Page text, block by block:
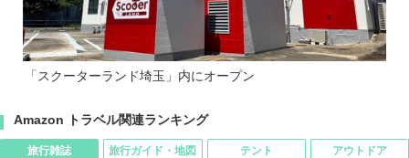
「スクーターランド埼玉」内にオープン
Amazon トラベル関連ランキング
旅行雑誌 旅行ガイド・地図 テント アウトドア